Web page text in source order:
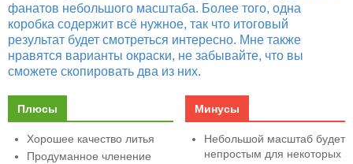
фанатов небольшого масштаба. Более того, одна
коробка содержит всё нужное, так что итоговый
результат будет смотреться интересно. Мне также
нравятся варианты окраски, не забывайте, что вы
сможете скопировать два из них.
Плюсы
Хорошее качество литья
Продуманное членение
Минусы
Небольшой масштаб будет
непростым для некоторых